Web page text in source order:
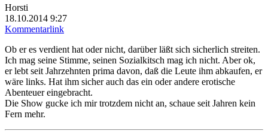
Horsti
18.10.2014 9:27
Kommentarlink
Ob er es verdient hat oder nicht, darüber läßt sich sicherlich streiten.
Ich mag seine Stimme, seinen Sozialkitsch mag ich nicht. Aber ok,
er lebt seit Jahrzehnten prima davon, daß die Leute ihm abkaufen, er
wäre links. Hat ihm sicher auch das ein oder andere erotische
Abenteuer eingebracht.
Die Show gucke ich mir trotzdem nicht an, schaue seit Jahren kein
Fern mehr.